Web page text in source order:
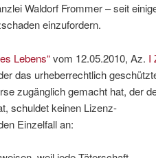
Waldorf Frommer – seit
einzufordern.
Lebens“vom 12.05.2010, Az. I
das urheberrechtlich
zugänglich gemacht hat, der
schuldet keinen Lizenz-
Einzelfall an: